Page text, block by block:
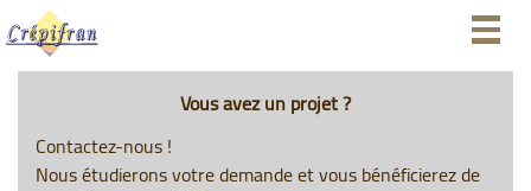
Vous avez un projet ?
Contactez-nous !
Nous étudierons votre demande et vous bénéficierez de